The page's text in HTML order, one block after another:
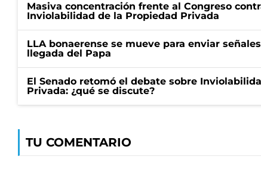
Masiva concentración frente al Congreso
Inviolabilidad de la Propiedad Privada
LLA bonaerense se mueve para enviar
llegada del Papa
El Senado retomó el debate sobre
Privada: ¿qué se discute?
TU COMENTARIO